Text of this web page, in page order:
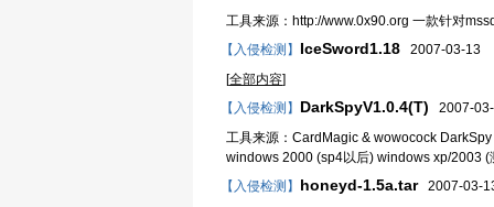
工具来源：http://www.0x90.org 一款针对
【入侵检测】 IceSword1.18 2007-03-13
[全部内容]
【入侵检测】 DarkSpyV1.0.4(T) 2007-
工具来源：CardMagic & wowocock
windows 2000 (sp4以后) windows xp/2003 (
【入侵检测】 honeyd-1.5a.tar2007-03-